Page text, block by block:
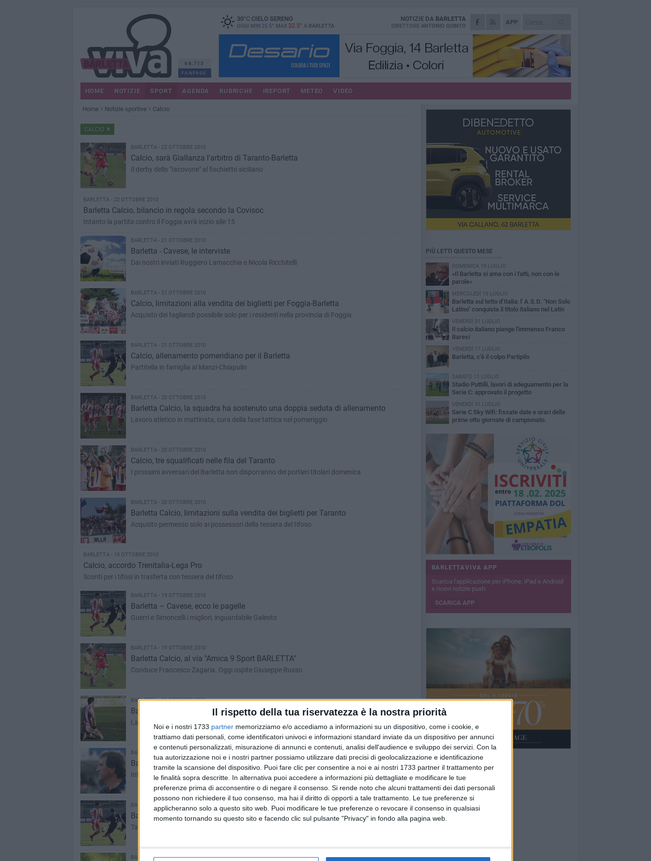
Il rispetto della tua riservatezza è la nostra priorità
Noi e i nostri 1733 partner memorizziamo e/o accediamo a informazioni su un dispositivo, come i cookie, e
trattiamo dati personali, come identificatori univoci e informazioni standard inviate da un dispositivo per annunci
e contenuti personalizzati, misurazione di annunci e contenuti, analisi dell'audience e sviluppo dei servizi. Con la
tua autorizzazione noi e i nostri partner possiamo utilizzare dati precisi di geolocalizzazione e identificazione
tramite la scansione del dispositivo. Puoi fare clic per consentire a noi e ai nostri 1733 partner il trattamento per
le finalità sopra descritte. In alternativa puoi accedere a informazioni più dettagliate e modificare le tue
preferenze prima di acconsentire o di negare il consenso. Si rende noto che alcuni trattamenti dei dati personali
possono non richiedere il tuo consenso, ma hai il diritto di opporti a tale trattamento. Le tue preferenze si
applicheranno solo a questo sito web. Puoi modificare le tue preferenze o revocare il consenso in qualsiasi
momento tornando su questo sito e facendo clic sul pulsante "Privacy" in fondo alla pagina web.
68.713
FANPAGE
30°CCIELO SERENO
OGGI MIN 25.5° MAX 32.5° A BARLETTA
APP
NOTIZIE DA BARLETTA
DIRETTORE ANTONIO QUINTO
HOME NOTIZIE SPORT AGENDA RUBRICHE IREPORT METEO VIDEO
Home Notizie sportive Calcio
CALCIO
BARLETTA - 22 OTTOBRE 2010
Calcio, sarà Giallanza l'arbitro di Taranto-Barletta
Il derby dello "Iacovone" al fischietto siciliano
BARLETTA - 22 OTTOBRE 2010
Barletta Calcio, bilancio in regola secondo la Covisoc
Intanto la partita contro il Foggia avrà inizio alle 15
BARLETTA - 21 OTTOBRE 2010
Barletta - Cavese, le interviste
Dai nostri inviati Ruggiero Lamacchia e Nicola Ricchitelli
BARLETTA - 21 OTTOBRE 2010
Calcio, limitazioni alla vendita dei biglietti per Foggia-Barletta
Acquisto dei tagliandi possibile solo per i residenti nella provincia di Foggia
BARLETTA - 21 OTTOBRE 2010
Calcio, allenamento pomeridiano per il Barletta
Partitella in famiglia al Manzi-Chiapulin
BARLETTA - 20 OTTOBRE 2010
Barletta Calcio, la squadra ha sostenuto una doppia seduta di allenamento
Lavoro atletico in mattinata, cura della fase tattica nel pomeriggio
BARLETTA - 20 OTTOBRE 2010
Calcio, tre squalificati nelle fila del Taranto
I prossimi avversari del Barletta non disporranno dei portieri titolari domenica
BARLETTA - 20 OTTOBRE 2010
Barletta Calcio, limitazioni sulla vendita dei biglietti per Taranto
Acquisto permesso solo ai possessori della tessera del tifoso
BARLETTA - 19 OTTOBRE 2010
Calcio, accordo Trenitalia-Lega Pro
Sconti per i tifosi in trasferta con tessera del tifoso
BARLETTA - 19 OTTOBRE 2010
Barletta – Cavese, ecco le pagelle
Guerri e Simoncelli i migliori, inguardabile Galeoto
BARLETTA - 19 OTTOBRE 2010
Barletta Calcio, al via "Amica 9 Sport BARLETTA"
Conduce Francesco Zagaria. Oggi ospite Giuseppe Russo
BARLETTA - 19 OTTOBRE 2010
Barletta Calcio, il punto dopo il pareggio con la Cavese
La mancanza di concentrazione ancora una volta fatale per i biancorossi
BARLETTA - 18 OTTOBRE 2010
Barletta Calcio, stasera Russo ospite di "Pronto che calcio è?"
Intanto nel postpartita di ieri ha parlato il patron Tatò
BARLETTA - 18 OTTOBRE 2010
Barletta - Cavese, tutte le immagini dell'incontro
Tante emozioni dal campo
BARLETTA - 18 OTTOBRE 2010
PIÙ LETTI QUESTO MESE
DOMENICA 19 LUGLIO
«Il Barletta si ama con i fatti, non con le
parole»
MERCOLEDÌ 15 LUGLIO
Barletta sul tetto d’Italia: l' A.S.D. "Non Solo
Latino" conquista il titolo italiano nel Latin
Coreografico
VENERDÌ 31 LUGLIO
Il calcio italiano piange l'immenso Franco
Baresi
VENERDÌ 17 LUGLIO
Barletta, c’è il colpo Partipilo
SABATO 11 LUGLIO
Stadio Puttilli, lavori di adeguamento per la
Serie C: approvato il progetto
VENERDÌ 31 LUGLIO
Serie C Sky Wifi: fissate date e orari delle
prime otto giornate di campionato.
BARLETTAVIVA APP
Scarica l'applicazione per iPhone, iPad e Android
e ricevi notizie push
SCARICA APP